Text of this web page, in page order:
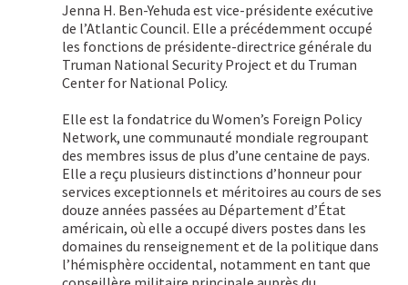
Jenna H. Ben-Yehuda est vice-présidente exécutive
de l’Atlantic Council. Elle a précédemment occupé
les fonctions de présidente-directrice générale du
Truman National Security Project et du Truman
Center for National Policy.
Elle est la fondatrice du Women’s Foreign Policy
Network, une communauté mondiale regroupant
des membres issus de plus d’une centaine de pays.
Elle a reçu plusieurs distinctions d’honneur pour
services exceptionnels et méritoires au cours de ses
douze années passées au Département d’État
américain, où elle a occupé divers postes dans les
domaines du renseignement et de la politique dans
l’hémisphère occidental, notamment en tant que